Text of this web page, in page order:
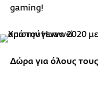
gaming!
Δώρα για όλους